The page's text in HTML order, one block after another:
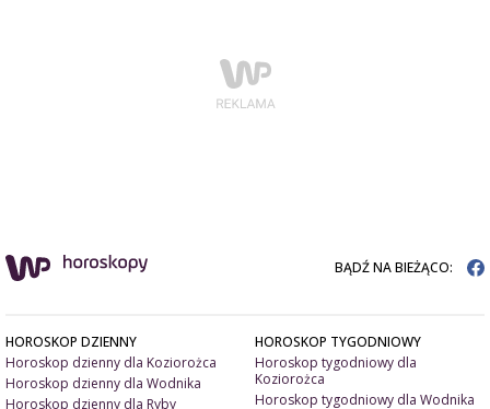
BĄDŹ NA BIEŻĄCO:
HOROSKOP DZIENNY
Horoskop dzienny dla Koziorożca
Horoskop dzienny dla Wodnika
Horoskop dzienny dla Ryby
HOROSKOP TYGODNIOWY
Horoskop tygodniowy dla
Koziorożca
Horoskop tygodniowy dla Wodnika